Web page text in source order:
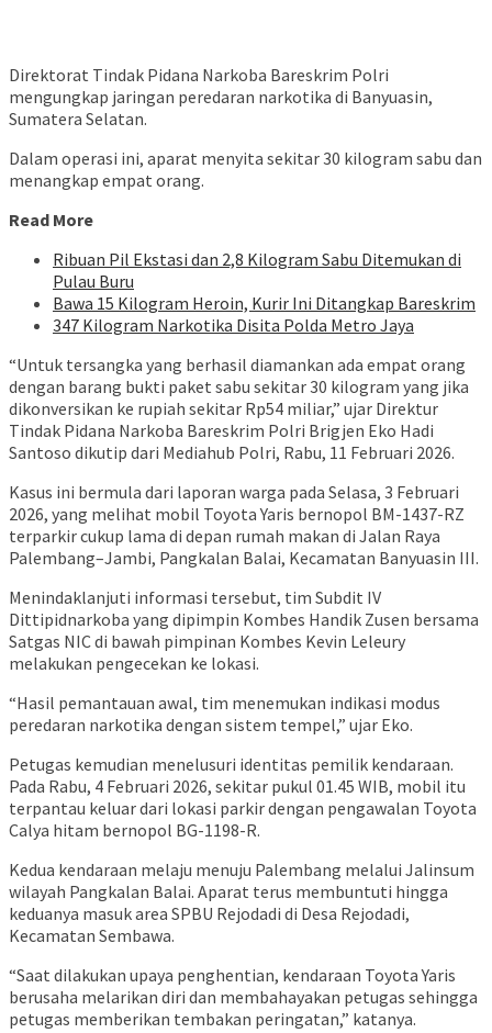
Direktorat Tindak Pidana Narkoba Bareskrim Polri
mengungkap jaringan peredaran narkotika di Banyuasin,
Sumatera Selatan.
Dalam operasi ini, aparat menyita sekitar 30 kilogram sabu dan
menangkap empat orang.
Read More
Ribuan Pil Ekstasi dan 2,8 Kilogram Sabu Ditemukan di
Pulau Buru
Bawa 15 Kilogram Heroin, Kurir Ini Ditangkap Bareskrim
347 Kilogram Narkotika Disita Polda Metro Jaya
“Untuk tersangka yang berhasil diamankan ada empat orang
dengan barang bukti paket sabu sekitar 30 kilogram yang jika
dikonversikan ke rupiah sekitar Rp54 miliar,” ujar Direktur
Tindak Pidana Narkoba Bareskrim Polri Brigjen Eko Hadi
Santoso dikutip dari Mediahub Polri, Rabu, 11 Februari 2026.
Kasus ini bermula dari laporan warga pada Selasa, 3 Februari
2026, yang melihat mobil Toyota Yaris bernopol BM-1437-RZ
terparkir cukup lama di depan rumah makan di Jalan Raya
Palembang–Jambi, Pangkalan Balai, Kecamatan Banyuasin III.
Menindaklanjuti informasi tersebut, tim Subdit IV
Dittipidnarkoba yang dipimpin Kombes Handik Zusen bersama
Satgas NIC di bawah pimpinan Kombes Kevin Leleury
melakukan pengecekan ke lokasi.
“Hasil pemantauan awal, tim menemukan indikasi modus
peredaran narkotika dengan sistem tempel,” ujar Eko.
Petugas kemudian menelusuri identitas pemilik kendaraan.
Pada Rabu, 4 Februari 2026, sekitar pukul 01.45 WIB, mobil itu
terpantau keluar dari lokasi parkir dengan pengawalan Toyota
Calya hitam bernopol BG-1198-R.
Kedua kendaraan melaju menuju Palembang melalui Jalinsum
wilayah Pangkalan Balai. Aparat terus membuntuti hingga
keduanya masuk area SPBU Rejodadi di Desa Rejodadi,
Kecamatan Sembawa.
“Saat dilakukan upaya penghentian, kendaraan Toyota Yaris
berusaha melarikan diri dan membahayakan petugas sehingga
petugas memberikan tembakan peringatan,” katanya.